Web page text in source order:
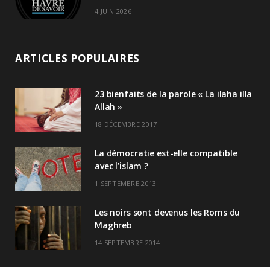
4 JUIN 2026
ARTICLES POPULAIRES
23 bienfaits de la parole « La ilaha illa
Allah »
18 DÉCEMBRE 2017
La démocratie est-elle compatible
avec l’islam ?
1 SEPTEMBRE 2013
Les noirs sont devenus les Roms du
Maghreb
14 SEPTEMBRE 2014